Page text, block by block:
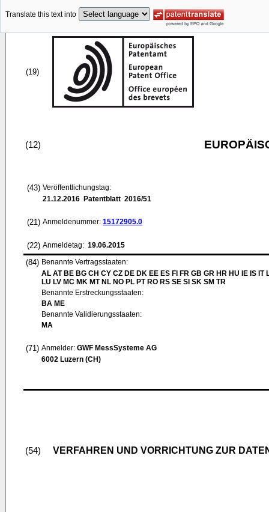
Translate this text into
(19)
(12)
(43) Veröffentlichungstag:
21.12.2016 Patentblatt 2016/51
(21) Anmeldenummer: 15172905.0
(22) Anmeldetag: 19.06.2015
(84) Benannte Vertragsstaaten:
AL AT BE BG CH CY CZ DE DK EE ES FI FR GB GR HR HU IE IS IT
LU LV MC MK MT NL NO PL PT RO RS SE SI SK SM TR
Benannte Erstreckungsstaaten:
BA ME
Benannte Validierungsstaaten:
MA
(71) Anmelder: GWF MessSysteme AG
6002 Luzern (CH)
(54) VERFAHREN UND VORRICHTUNG ZUR